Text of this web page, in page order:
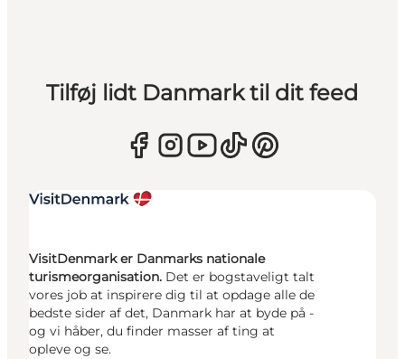
Tilføj lidt Danmark til dit feed
VisitDenmark er Danmarks nationale
turismeorganisation. Det er bogstaveligt talt
vores job at inspirere dig til at opdage alle de
bedste sider af det, Danmark har at byde på -
og vi håber, du finder masser af ting at
opleve og se.